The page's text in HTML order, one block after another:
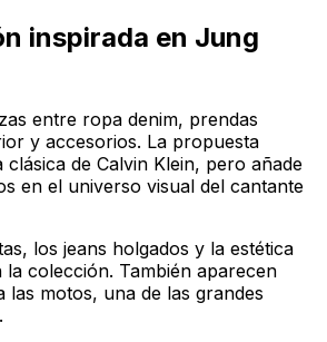
inspirada en Jung
entre ropa denim, prendas
y accesorios. La propuesta
clásica de Calvin Klein, pero añade
en el universo visual del cantante
los jeans holgados y la estética
colección. También aparecen
las motos, una de las grandes